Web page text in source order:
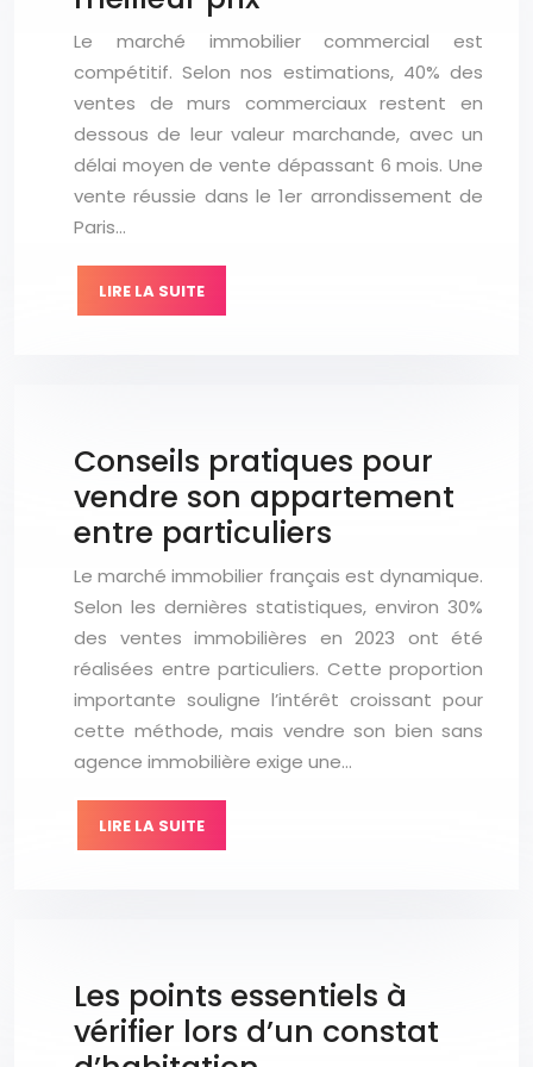
Le marché immobilier commercial est
compétitif. Selon nos estimations, 40% des
ventes de murs commerciaux restent en
dessous de leur valeur marchande, avec un
délai moyen de vente dépassant 6 mois. Une
vente réussie dans le 1er arrondissement de
Paris…
LIRE LA SUITE
Conseils pratiques pour
vendre son appartement
entre particuliers
Le marché immobilier français est dynamique.
Selon les dernières statistiques, environ 30%
des ventes immobilières en 2023 ont été
réalisées entre particuliers. Cette proportion
importante souligne l’intérêt croissant pour
cette méthode, mais vendre son bien sans
agence immobilière exige une…
LIRE LA SUITE
Les points essentiels à
vérifier lors d’un constat